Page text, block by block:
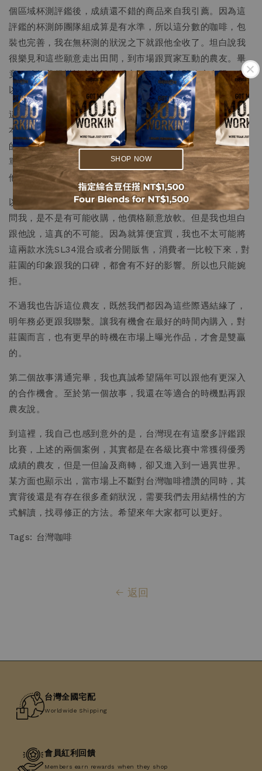
.
.
SHOP NOW
個區域杯測評鑑後，成績還不錯的商品來自我引薦。因為這
評鑑的杯測師團隊組成算是有水準，所以這分數的咖啡，包
裝也完善，我在無杯測的狀況之下就跟他全收了。坦白說我
很樂見和這些願意走出田間，到市場跟買家互動的農友。畢
竟，雖然我很樂於穿梭於農戶之間，但是時間終究有限，所
以在非主要採購時節，我還是以留守門市、管理品牌為主。
這筆交易後，他提到手邊還有不錯的水洗豆，可以提供樣
本。幾天後，我順利拿到樣本，打了樣，得到兩批截然不同
的水洗SL34。有一批有明顯的過季味，木質、單一的酸質、
單板的調性，與同實際到的另外一批有很大的不同。我也對
他據實以報。果然，這批退化的樣本是去年的咖啡。
以我的立場，實在沒有理由購買已經退化的商品。農友客氣
問我，是不是有可能收購，他價格願意放軟。但是我也坦白
跟他說，這真的不可能。因為就算便宜買，我也不太可能將
這兩款水洗SL34混合或者分開販售，消費者一比較下來，對
莊園的印象跟我的口碑，都會有不好的影響。所以也只能婉
拒。
不過我也告訴這位農友，既然我們都因為這些際遇結緣了，
明年務必更跟我聯繫。讓我有機會在最好的時間內購入，對
莊園而言，也有更早的時機在市場上曝光作品，才會是雙贏
的。
第二個故事溝通完畢，我也真誠希望隔年可以跟他有更深入
的合作機會。至於第一個故事，我還在等適合的時機點再跟
農友說。
到這裡，我自己也感到意外的是，台灣現在有這麼多評鑑跟
比賽，上述的兩個案例，其實都是在各級比賽中常獲得優秀
成績的農友，但是一但論及商轉，卻又進入到一過異世界。
某方面也顯示出，當市場上不斷對台灣咖啡禮讚的同時，其
實背後還是有存在很多產銷狀況，需要我們去用結構性的方
式解讀，找尋修正的方法。希望來年大家都可以更好。
Tags: 台灣咖啡
返回
台灣全國宅配
Worldwide Shipping
會員紅利回饋
Members earn rewards when they shop